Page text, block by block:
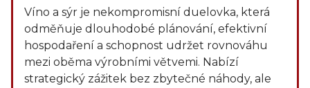
Víno a sýr je nekompromisní duelovka, která
odměňuje dlouhodobé plánování, efektivní
hospodaření a schopnost udržet rovnováhu
mezi oběma výrobními větvemi. Nabízí
strategický zážitek bez zbytečné náhody, ale